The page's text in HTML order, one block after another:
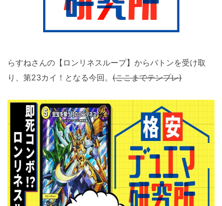
らすねさんの【ロンリネスループ】からバトンを受け取
り、第23カイ！となる今回。 (ここまでテンプレ)